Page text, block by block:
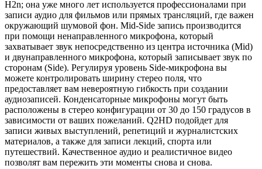
H2n; она уже много лет используется профессионалами при
записи аудио для фильмов или прямых трансляций, где важен
окружающий шумовой фон. Mid-Side запись производится
при помощи ненаправленного микрофона, который
захватывает звук непосредственно из центра источника (Mid)
и двунаправленного микрофона, который записывает звук по
сторонам (Side). Регулируя уровень Side-микрофона вы
можете контролировать ширину стерео поля, что
предоставляет вам невероятную гибкость при создании
аудиозаписей. Конденсаторные микрофоны могут быть
расположены в стерео конфигурации от 30 до 150 градусов в
зависимости от ваших пожеланий. Q2HD подойдет для
записи живых выступлений, репетиций и журналистских
материалов, а также для записи лекций, спорта или
путешествий. Качественное аудио и реалистичное видео
позволят вам пережить эти моменты снова и снова.